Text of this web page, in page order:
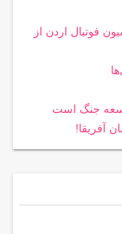
فوتبال اردن از
جنگ است